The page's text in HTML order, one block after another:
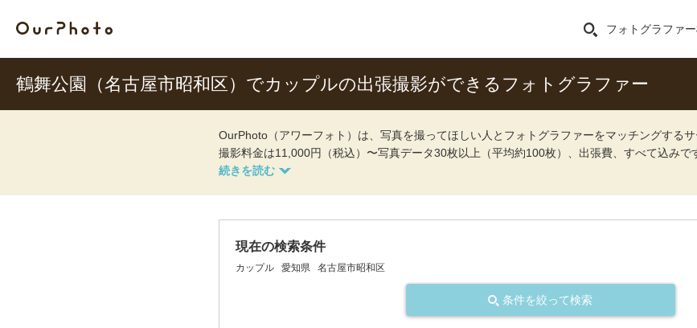
フォトグラファ
鶴舞公園（名古屋市昭和区）でカップルの出張撮影ができるフォトグラファー
OurPhoto（アワーフォト）は、写真を撮ってほしい人とフォトグラファーをマッチングするサ
撮影料金は11,000円（税込）〜写真データ30枚以上（平均約100枚）、出張費、すべて込みで
現在の検索条件
カップル 愛知県 名古屋市昭和区
条件を絞って検索